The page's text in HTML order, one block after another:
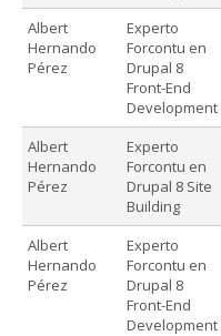
Albert
Hernando
Pérez
Experto
Forcontu en
Drupal 8
Front-End
Development
Albert
Hernando
Pérez
Experto
Forcontu en
Drupal 8 Site
Building
Albert
Hernando
Pérez
Experto
Forcontu en
Drupal 8
Front-End
Development